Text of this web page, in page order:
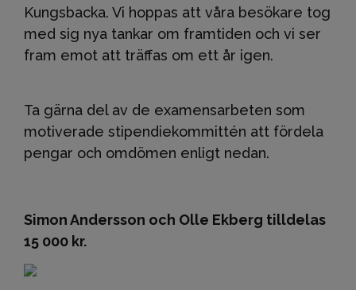
Kungsbacka. Vi hoppas att våra besökare tog
med sig nya tankar om framtiden och vi ser
fram emot att träffas om ett år igen.
Ta gärna del av de examensarbeten som
motiverade stipendiekommittén att fördela
pengar och omdömen enligt nedan.
Simon Andersson och Olle Ekberg tilldelas
15 000 kr.